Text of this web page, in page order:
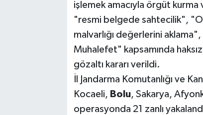
işlemek amacıyla örgüt
"resmi belgede sahtecilik",
malvarlığı değerlerini
Muhalefet" kapsamında
gözaltı kararı verildi.
İl Jandarma Komutanlığı ve
Kocaeli, Bolu, Sakarya,
operasyonda 21 zanlı